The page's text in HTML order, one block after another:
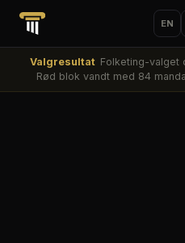
EN
Valgresultat Folketing-valget
Rød blok vandt med 84